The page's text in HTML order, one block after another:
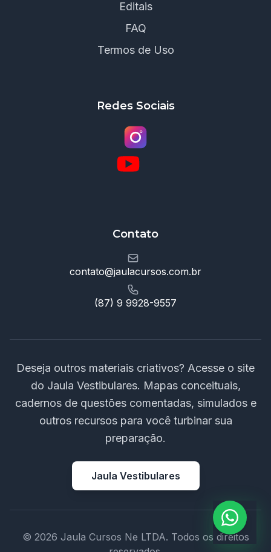
Editais
FAQ
Termos de Uso
Redes Sociais
Contato
contato@jaulacursos.com.br
(87) 9 9928-9557
Deseja outros materiais criativos? Acesse o site
do Jaula Vestibulares. Mapas conceituais,
cadernos de questões comentadas, simulados e
outros recursos para você turbinar sua
preparação.
Jaula Vestibulares
© 2026 Jaula Cursos Ne LTDA. Todos os direitos